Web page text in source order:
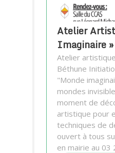
Atelier
Imaginaire »
Atelier
Béthune
"Monde
mondes
moment de
artistique pour
techniques de
ouvert à tous
en mairie au 03